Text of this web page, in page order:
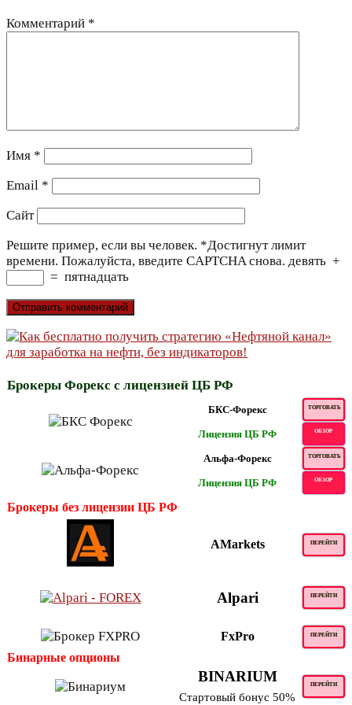
Комментарий *
Имя *
Email *
Сайт
Решите пример, если вы человек. *Достигнут лимит
времени. Пожалуйста, введите CAPTCHA снова. девять +
= пятнадцать
Брокеры Форекс с лицензией ЦБ РФ
БКС-Форекс ТОРГОВАТЬ
Лицензия ЦБ РФ ОБЗОР
Альфа-Форекс ТОРГОВАТЬ
Лицензия ЦБ РФ ОБЗОР
Брокеры без лицензии ЦБ РФ
AMarkets ПЕРЕЙТИ
Alpari ПЕРЕЙТИ
FxPro ПЕРЕЙТИ
Бинарные опционы
BINARIUM ПЕРЕЙТИ
Стартовый бонус 50%